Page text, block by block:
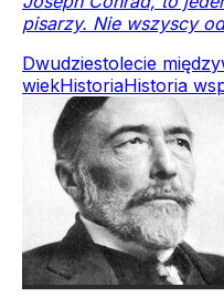
pisarzy. Nie wszyscy
Dwudziestolecie
wiekHistoriaHistoria